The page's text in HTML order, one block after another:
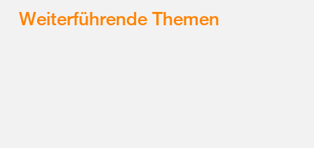
Weiterführende Themen